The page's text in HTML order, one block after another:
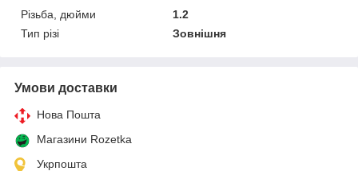
Різьба, дюйми
1.2
Тип різі
Зовнішня
Умови доставки
Нова Пошта
Магазини Rozetka
Укрпошта